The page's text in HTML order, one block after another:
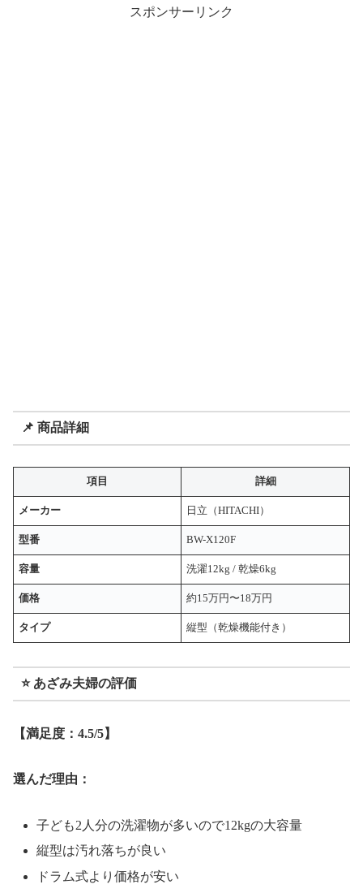
スポンサーリンク
📌 商品詳細
項目 詳細
メーカー 日立（HITACHI）
型番 BW-X120F
容量 洗濯12kg / 乾燥6kg
価格 約15万円〜18万円
タイプ 縦型（乾燥機能付き）
⭐ あざみ夫婦の評価
【満足度：4.5/5】
選んだ理由：
子ども2人分の洗濯物が多いので12kgの大容量
縦型は汚れ落ちが良い
ドラム式より価格が安い